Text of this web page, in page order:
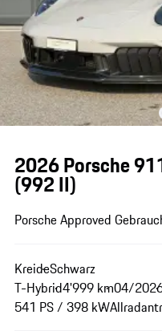
2026 Porsche
(992 II)
Porsche Approved
KreideSchwarz
T-Hybrid4'999 km04/
541 PS / 398 kW